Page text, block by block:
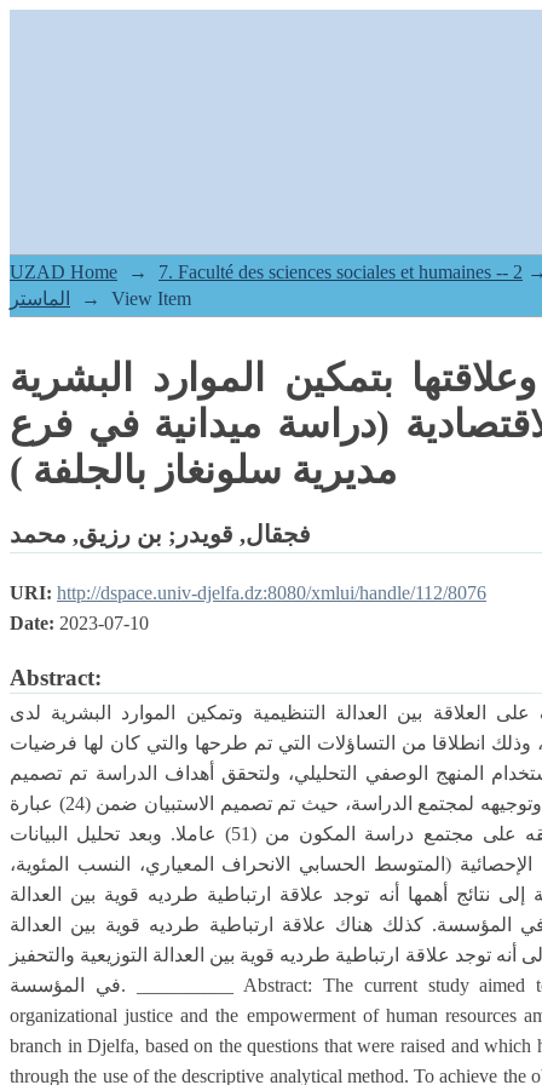
UZAD Home →
2.[FSSH] Mémoires de master II -- مذكرات
الماستر
→ View Item
بتمكين الموارد البشرية
(دراسة ميدانية في فرع
مديرية سلونغاز بالجلفة )
فجقال, قويدر ; بن رزيق, محمد
URI: http://dspace.univ-djelfa.dz:8080/xmlui/handle/112/8076
Date: 2023-07-10
Abstract:
العلاقة بين العدالة التنظيمية وتمكين الموارد البشرية لدى
انطلاقا من التساؤلات التي تم طرحها والتي كان لها فرضيات
المنهج الوصفي التحليلي، ولتحقق أهداف الدراسة تم تصميم
وتطوير استبيان لغرض جمع البيانات وتوجيهه لمجتمع الدراسة، حيث تم تصميم الاستبيان ضمن (24) عبارة
توزعت على ثلاث محاور ، تم تطبيقه على مجتمع دراسة المكون من (51) عاملا. وبعد تحليل البيانات
(المتوسط الحسابي الانحراف المعياري، النسب المئوية،
نتائج أهمها أنه توجد علاقة ارتباطية طرديه قوية بين العدالة
في المؤسسة. كذلك هناك علاقة ارتباطية طرديه قوية بين العدالة
أنه توجد علاقة ارتباطية طرديه قوية بين العدالة التوزيعية والتحفيز
في المؤسسة. __________ Abstract: The current study aimed to identify the relationship between
organizational justice and the empowerment of human resources
branch in Djelfa, based on the questions that were raised and which
through the use of the descriptive analytical method. To achieve the